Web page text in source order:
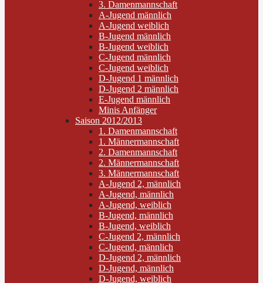
3. Damenmannschaft
A-Jugend männlich
A-Jugend weiblich
B-Jugend männlich
B-Jugend weiblich
C-Jugend männlich
C-Jugend weiblich
D-Jugend 1 männlich
D-Jugend 2 männlich
E-Jugend männlich
Minis Anfänger
Saison 2012/2013
1. Damenmannschaft
1. Männermannschaft
2. Damenmannschaft
2. Männermannschaft
3. Männermannschaft
A-Jugend 2, männlich
A-Jugend, männlich
A-Jugend, weiblich
B-Jugend, männlich
B-Jugend, weiblich
C-Jugend 2, männlich
C-Jugend, männlich
D-Jugend 2, männlich
D-Jugend, männlich
D-Jugend, weiblich